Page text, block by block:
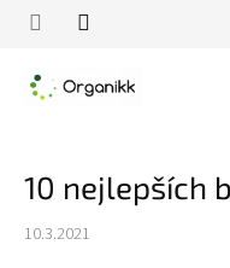
Přejít
10 nejlepších
10.3.2021